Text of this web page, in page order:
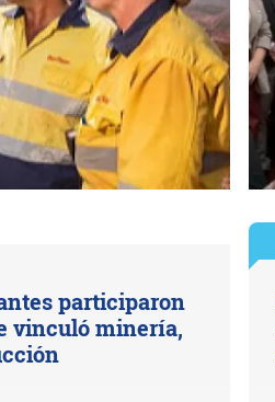
participaron
vinculó minería,